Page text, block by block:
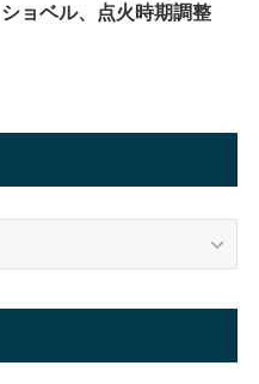
ショベル、点火時期調整